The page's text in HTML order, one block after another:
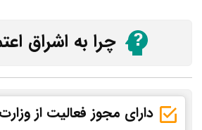
چرا به اشراق
دارای مجوز فعالیت از